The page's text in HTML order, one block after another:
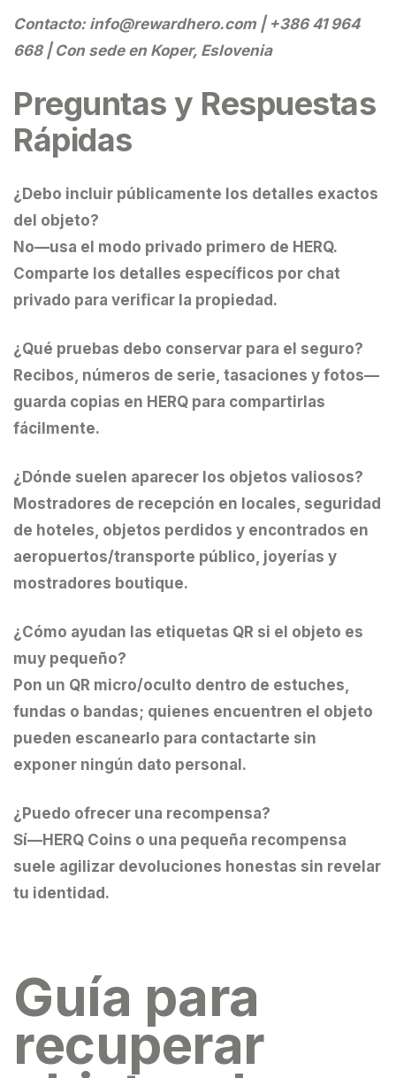
Contacto: info@rewardhero.com | +386 41 964
668 | Con sede en Koper, Eslovenia
Preguntas y Respuestas
Rápidas
¿Debo incluir públicamente los detalles exactos
del objeto?
No—usa el modo privado primero de HERQ.
Comparte los detalles específicos por chat
privado para verificar la propiedad.
¿Qué pruebas debo conservar para el seguro?
Recibos, números de serie, tasaciones y fotos—
guarda copias en HERQ para compartirlas
fácilmente.
¿Dónde suelen aparecer los objetos valiosos?
Mostradores de recepción en locales, seguridad
de hoteles, objetos perdidos y encontrados en
aeropuertos/transporte público, joyerías y
mostradores boutique.
¿Cómo ayudan las etiquetas QR si el objeto es
muy pequeño?
Pon un QR micro/oculto dentro de estuches,
fundas o bandas; quienes encuentren el objeto
pueden escanearlo para contactarte sin
exponer ningún dato personal.
¿Puedo ofrecer una recompensa?
Sí—HERQ Coins o una pequeña recompensa
suele agilizar devoluciones honestas sin revelar
tu identidad.
Guía para
recuperar